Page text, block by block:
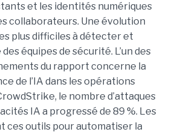
et les identités numériques
collaborateurs. Une évolution
plus difficiles à détecter et
équipes de sécurité. L’un des
du rapport concerne la
de l’IA dans les opérations
le nombre d’attaques
IA a progressé de 89 %. Les
ces outils pour automatiser la